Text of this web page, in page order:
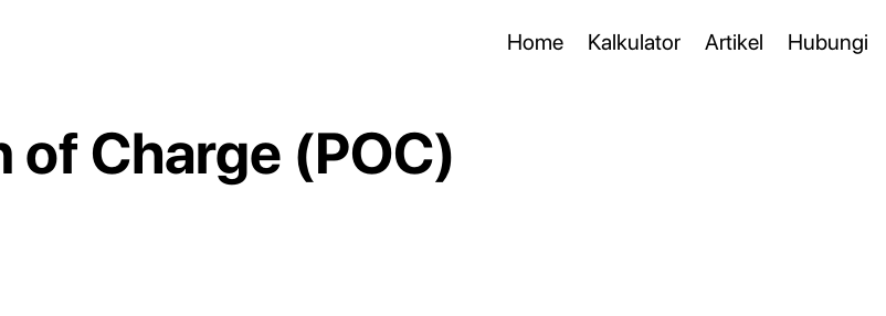
Home Kalkulator Artikel Hubungi
Charge (POC)